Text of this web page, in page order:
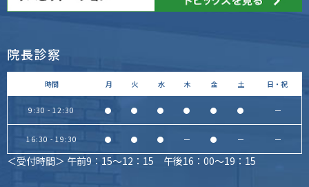
院長診察
時間 月 火 水 木 金 土 日・祝
9:30 - 12:30 ● ● ● ● ● ● ー
16:30 - 19:30 ● ● ● ー ● ー ー
＜受付時間＞ 午前9：15～12：15 午後16：00～19：15